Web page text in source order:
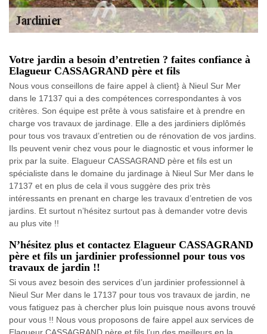
Votre jardin a besoin d’entretien ? faites confiance à
Elagueur CASSAGRAND père et fils
Nous vous conseillons de faire appel à client} à Nieul Sur Mer
dans le 17137 qui a des compétences correspondantes à vos
critères. Son équipe est prête à vous satisfaire et à prendre en
charge vos travaux de jardinage. Elle a des jardiniers diplômés
pour tous vos travaux d’entretien ou de rénovation de vos jardins.
Ils peuvent venir chez vous pour le diagnostic et vous informer le
prix par la suite. Elagueur CASSAGRAND père et fils est un
spécialiste dans le domaine du jardinage à Nieul Sur Mer dans le
17137 et en plus de cela il vous suggère des prix très
intéressants en prenant en charge les travaux d’entretien de vos
jardins. Et surtout n’hésitez surtout pas à demander votre devis
au plus vite !!
N’hésitez plus et contactez Elagueur CASSAGRAND
père et fils un jardinier professionnel pour tous vos
travaux de jardin !!
Si vous avez besoin des services d’un jardinier professionnel à
Nieul Sur Mer dans le 17137 pour tous vos travaux de jardin, ne
vous fatiguez pas à chercher plus loin puisque nous avons trouvé
pour vous !! Nous vous proposons de faire appel aux services de
Elagueur CASSAGRAND père et fils l’un des meilleurs en la